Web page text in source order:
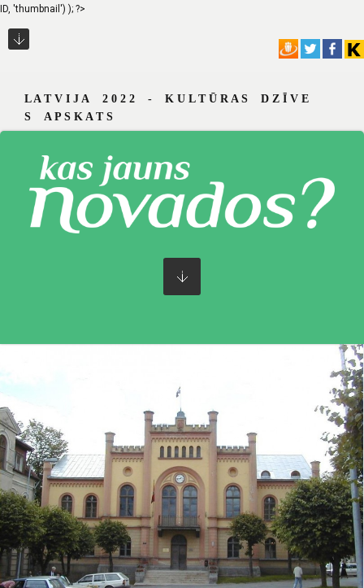
ID, 'thumbnail') ); ?>
L A T V I J A 2 0 2 2 - K U L T Ū R A S D Z Ī V E
S A P S K A T S